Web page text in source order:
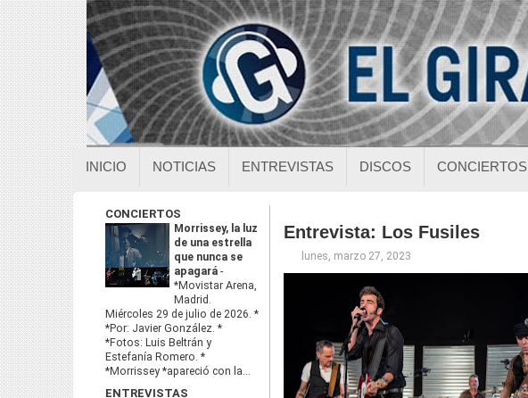
INICIO NOTICIAS ENTREVISTAS DISCOS CONCIERTOS
CONCIERTOS
Morrissey, la luz
de una estrella
que nunca se
apagará -
*Movistar Arena,
Madrid.
Miércoles 29 de julio de 2026. *
*Por: Javier González. *
*Fotos: Luis Beltrán y
Estefanía Romero. *
*Morrissey *apareció con la...
ENTREVISTAS
Entrevista: Los Fusiles
lunes, marzo 27, 2023